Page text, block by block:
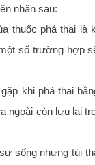
nhân sau:
thuốc phá thai là
số trường hợp
khi phá thai
ngoài còn lưu lại
sống nhưng túi